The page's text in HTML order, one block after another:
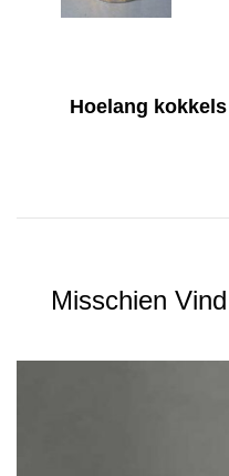
Hoelang
Misschien